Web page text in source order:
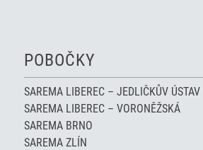
POBOČKY
SAREMA LIBEREC – JEDLIČKŮV ÚSTAV
SAREMA LIBEREC – VORONĚŽSKÁ
SAREMA BRNO
SAREMA ZLÍN